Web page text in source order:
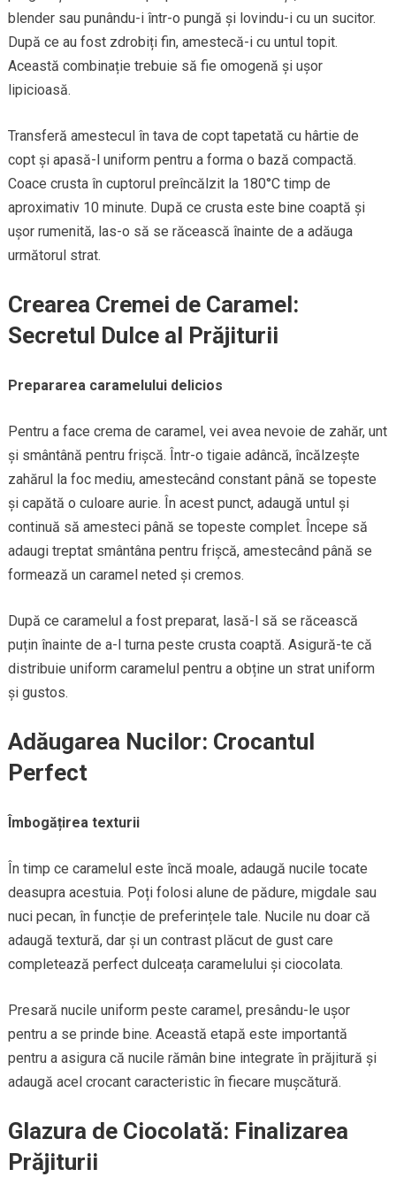
blender sau punându-i într-o pungă și lovindu-i cu un sucitor.
După ce au fost zdrobiți fin, amestecă-i cu untul topit.
Această combinație trebuie să fie omogenă și ușor
lipicioasă.
Transferă amestecul în tava de copt tapetată cu hârtie de
copt și apasă-l uniform pentru a forma o bază compactă.
Coace crusta în cuptorul preîncălzit la 180°C timp de
aproximativ 10 minute. După ce crusta este bine coaptă și
ușor rumenită, las-o să se răcească înainte de a adăuga
următorul strat.
Crearea Cremei de Caramel:
Secretul Dulce al Prăjiturii
Prepararea caramelului delicios
Pentru a face crema de caramel, vei avea nevoie de zahăr, unt
și smântână pentru frișcă. Într-o tigaie adâncă, încălzește
zahărul la foc mediu, amestecând constant până se topeste
și capătă o culoare aurie. În acest punct, adaugă untul și
continuă să amesteci până se topeste complet. Începe să
adaugi treptat smântâna pentru frișcă, amestecând până se
formează un caramel neted și cremos.
După ce caramelul a fost preparat, lasă-l să se răcească
puțin înainte de a-l turna peste crusta coaptă. Asigură-te că
distribuie uniform caramelul pentru a obține un strat uniform
și gustos.
Adăugarea Nucilor: Crocantul
Perfect
Îmbogățirea texturii
În timp ce caramelul este încă moale, adaugă nucile tocate
deasupra acestuia. Poți folosi alune de pădure, migdale sau
nuci pecan, în funcție de preferințele tale. Nucile nu doar că
adaugă textură, dar și un contrast plăcut de gust care
completează perfect dulceața caramelului și ciocolata.
Presară nucile uniform peste caramel, presându-le ușor
pentru a se prinde bine. Această etapă este importantă
pentru a asigura că nucile rămân bine integrate în prăjitură și
adaugă acel crocant caracteristic în fiecare mușcătură.
Glazura de Ciocolată: Finalizarea
Prăjiturii